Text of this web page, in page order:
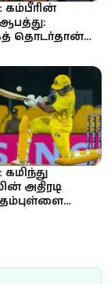
கம்பீரின்
தொடர்தான்
பி...
கமிந்து
அதிரடி